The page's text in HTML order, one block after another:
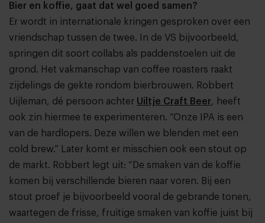
Bier en koffie, gaat dat wel goed samen?
Er wordt in internationale kringen gesproken over een
vriendschap tussen de twee. In de VS bijvoorbeeld,
springen dit soort collabs als paddenstoelen uit de
grond. Het vakmanschap van coffee roasters raakt
zijdelings de gekte rondom bierbrouwen. Robbert
Uijleman, dé persoon achter Uiltje Craft Beer, heeft
ook zin hiermee te experimenteren. “Onze IPA is een
van de hardlopers. Deze willen we blenden met een
cold brew.” Later komt er misschien ook een stout op
de markt. Robbert legt uit: “De smaken van de koffie
komen bij verschillende bieren naar voren. Bij een
stout proef je bijvoorbeeld vooral de gebrande tonen,
waartegen de frisse, fruitige smaken van koffie juist bij